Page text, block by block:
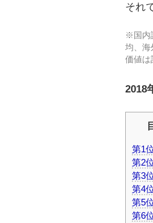
それ
※国内
均、海
価値は
2018
第1
第2
第3
第4
第5
第6